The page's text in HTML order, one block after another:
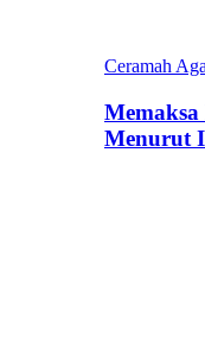
Ceramah
Menurut